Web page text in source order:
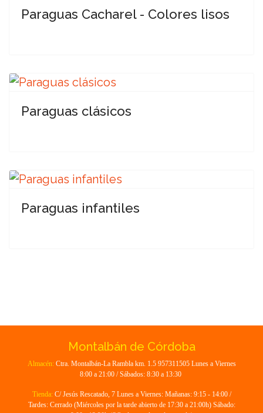
Paraguas Cacharel - Colores lisos
Paraguas clásicos
Paraguas infantiles
Montalbán de Córdoba
Almacén: Ctra. Montalbán-La Rambla km. 1.5 957311505 Lunes a Viernes
8:00 a 21:00 / Sábados: 8:30 a 13:30
Tienda: C/ Jesús Rescatado, 7 Lunes a Viernes: Mañanas: 9:15 - 14:00 /
Tardes: Cerrado (Miércoles por la tarde abierto de 17:30 a 21:00h) Sábado: